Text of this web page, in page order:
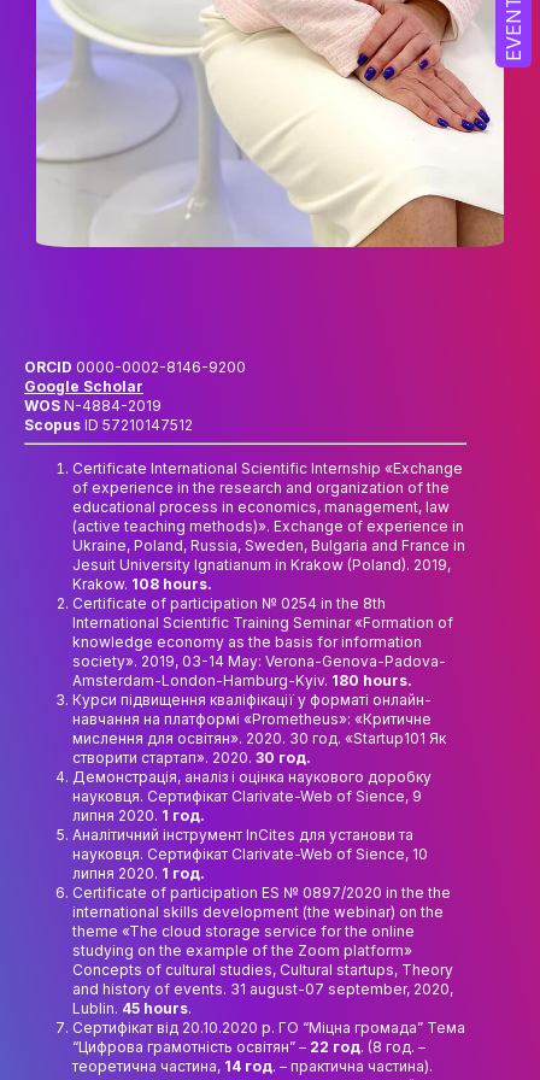
EVENT
ДОСЯГНЕННЯ ТА МИСТЕЦЬКА
ДІЯЛЬНІСТЬ
АБІТУРІЄНТУ
РЕЄСТРАЦІЯ АБІТУРІЄНТА
КУРСИ
МОТИВАЦІЙНИЙ ЛИСТ
НОВИНИ ЗІРКОВОГО ФАКУЛЬТЕТУ
ПРАВИЛА ПРИЙОМУ
ОRCID 0000-0002-8146-9200
Google Scholar
WOS N-4884-2019
Scopus ID 57210147512
Certificate International Scientific Internship «Exchange
of experience in the research and organization of the
educational process in economics, management, law
(active teaching methods)». Exchange of experience in
Ukraine, Poland, Russia, Sweden, Bulgaria and France in
Jesuit University Ignatianum in Krakow (Poland). 2019,
Krakow. 108 hours.
Certificate of participation № 0254 in the 8th
International Scientific Training Seminar «Formation of
knowledge economy as the basis for information
society». 2019, 03-14 May: Verona-Genova-Padova-
Amsterdam-London-Hamburg-Kyiv. 180 hours.
Курси підвищення кваліфікації у форматі онлайн-
навчання на платформі «Prometheus»: «Критичне
мислення для освітян». 2020. 30 год. «Startup101 Як
створити стартап». 2020. 30 год.
Демонстрація, аналіз і оцінка наукового доробку
науковця. Сертифікат Clarivate-Web of Sience, 9
липня 2020. 1 год.
Аналітичний інструмент InCites для установи та
науковця. Сертифікат Clarivate-Web of Sience, 10
липня 2020. 1 год.
Certificate of participation ES № 0897/2020 in the the
international skills development (the webinar) on the
theme «The cloud storage service for the online
studying on the example of the Zoom platform»
Concepts of cultural studies, Cultural startups, Theory
and history of events. 31 august-07 september, 2020,
Lublin. 45 hours.
Сертифікат від 20.10.2020 р. ГО “Міцна громада” Тема
“Цифрова грамотність освітян” – 22 год. (8 год. –
теоретична частина, 14 год. – практична частина).